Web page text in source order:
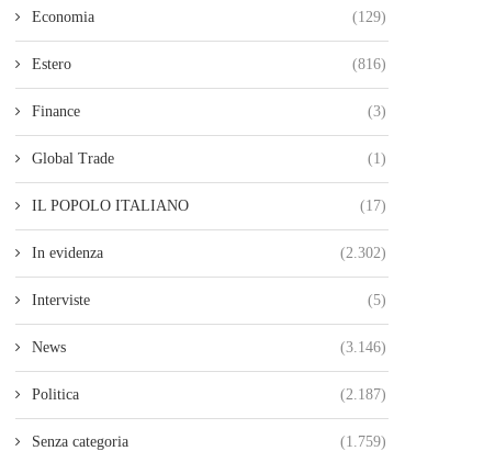
Economia (129)
Estero (816)
Finance (3)
Global Trade (1)
IL POPOLO ITALIANO (17)
In evidenza (2.302)
Interviste (5)
News (3.146)
Politica (2.187)
Senza categoria (1.759)